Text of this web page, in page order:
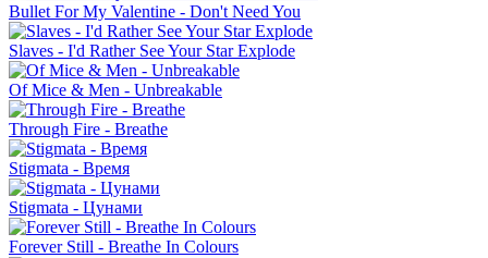
Bullet For My Valentine - Don't Need You
Slaves - I'd Rather See Your Star Explode
Of Mice & Men - Unbreakable
Through Fire - Breathe
Stigmata - Время
Stigmata - Цунами
Forever Still - Breathe In Colours